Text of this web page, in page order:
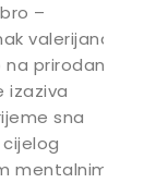
–
valerijana
na prirodan
izaziva
sna
mentalnim